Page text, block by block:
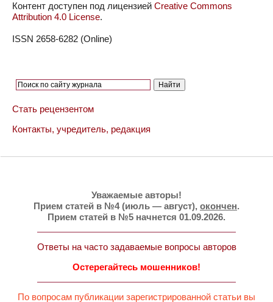
Контент доступен под лицензией Creative Commons
Attribution 4.0 License.
ISSN 2658-6282 (Online)
Стать рецензентом
Контакты, учредитель, редакция
Уважаемые авторы!
Прием статей в №4 (июль — август), окончен.
Прием статей в №5 начнется 01.09.2026.
Ответы на часто задаваемые вопросы авторов
Остерегайтесь мошенников!
По вопросам публикации зарегистрированной статьи вы